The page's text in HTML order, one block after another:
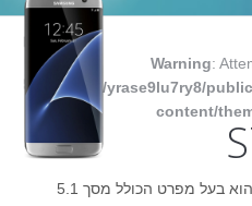
Warning:
/home/yrase9lu7ry8/
content/
של סמסונג הוא בעל מפרט הכולל מסך 5.1